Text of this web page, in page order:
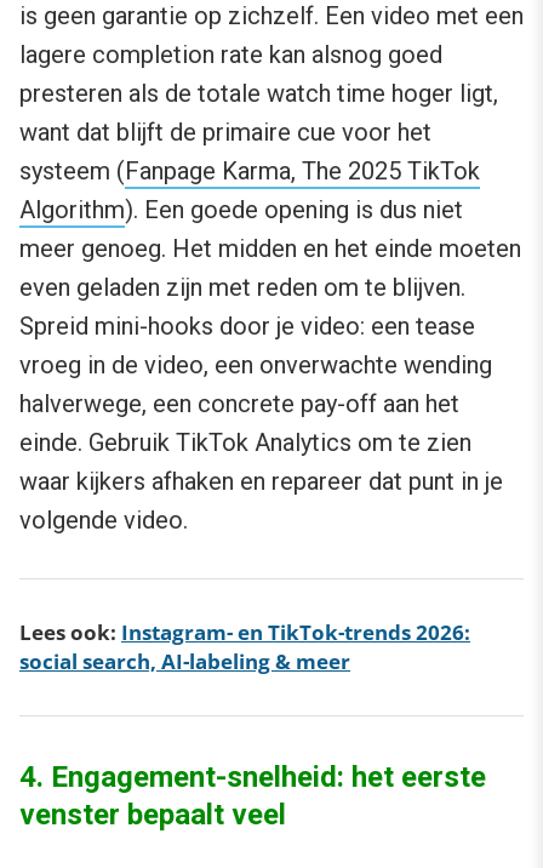
is geen garantie op zichzelf. Een video met een
lagere completion rate kan alsnog goed
presteren als de totale watch time hoger ligt,
want dat blijft de primaire cue voor het
systeem (Fanpage Karma, The 2025 TikTok
Algorithm). Een goede opening is dus niet
meer genoeg. Het midden en het einde moeten
even geladen zijn met reden om te blijven.
Spreid mini-hooks door je video: een tease
vroeg in de video, een onverwachte wending
halverwege, een concrete pay-off aan het
einde. Gebruik TikTok Analytics om te zien
waar kijkers afhaken en repareer dat punt in je
volgende video.
Lees ook: Instagram- en TikTok-trends 2026:
social search, AI-labeling & meer
4. Engagement-snelheid: het eerste
venster bepaalt veel